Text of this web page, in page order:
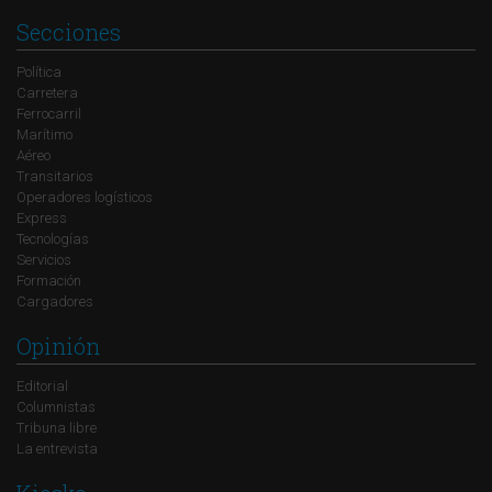
Secciones
Política
Carretera
Ferrocarril
Marítimo
Aéreo
Transitarios
Operadores logísticos
Express
Tecnologías
Servicios
Formación
Cargadores
Opinión
Editorial
Columnistas
Tribuna libre
La entrevista